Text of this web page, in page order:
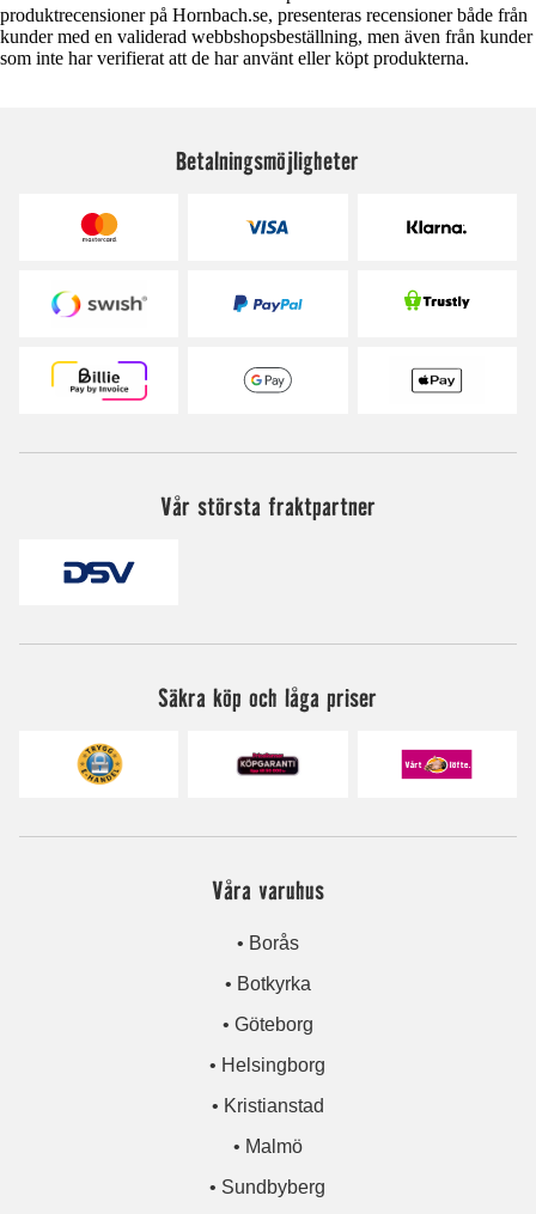
produktrecensioner på Hornbach.se, presenteras recensioner både från
kunder med en validerad webbshopsbeställning, men även från kunder
som inte har verifierat att de har använt eller köpt produkterna.
Betalningsmöjligheter
Vår största fraktpartner
Säkra köp och låga priser
Våra varuhus
• Borås
• Botkyrka
• Göteborg
• Helsingborg
• Kristianstad
• Malmö
• Sundbyberg